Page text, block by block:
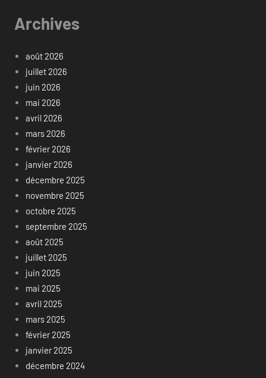
Archives
août 2026
juillet 2026
juin 2026
mai 2026
avril 2026
mars 2026
février 2026
janvier 2026
décembre 2025
novembre 2025
octobre 2025
septembre 2025
août 2025
juillet 2025
juin 2025
mai 2025
avril 2025
mars 2025
février 2025
janvier 2025
décembre 2024